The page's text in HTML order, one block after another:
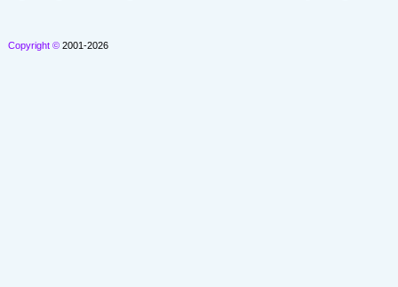
Copyright © 2001-2026